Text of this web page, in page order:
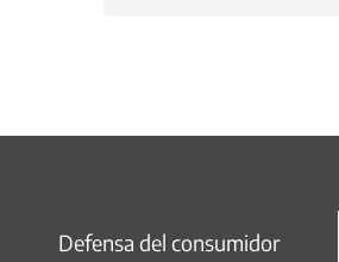
Defensa del consumidor